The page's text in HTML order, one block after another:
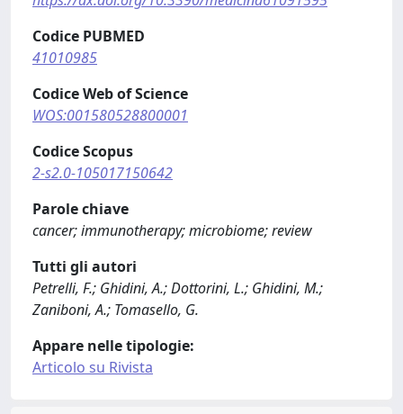
Codice PUBMED
41010985
Codice Web of Science
WOS:001580528800001
Codice Scopus
2-s2.0-105017150642
Parole chiave
cancer; immunotherapy; microbiome; review
Tutti gli autori
Petrelli, F.; Ghidini, A.; Dottorini, L.; Ghidini, M.;
Zaniboni, A.; Tomasello, G.
Appare nelle tipologie:
Articolo su Rivista